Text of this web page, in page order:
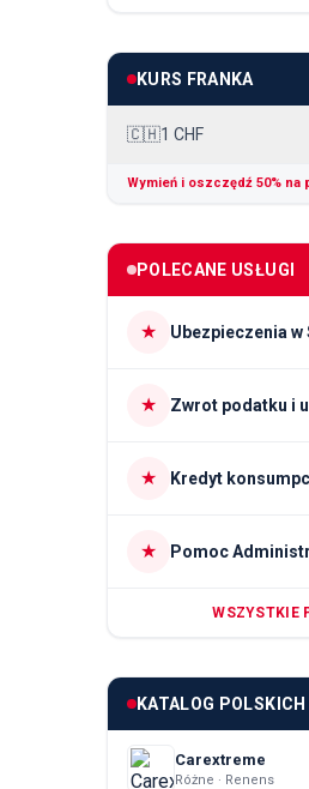
KURS FRANKA
🇨🇭1 CHF
Wymień i oszczędź 50% na
POLECANE USŁUGI
★ Ubezpieczenia w
★ Zwrot podatku i
★ Kredyt
★ Pomoc
WSZYSTKIE
KATALOG POLSKICH
Carextreme
Różne · Renens